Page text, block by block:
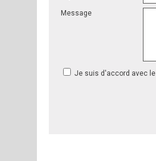
Message
Je suis d'accord avec le